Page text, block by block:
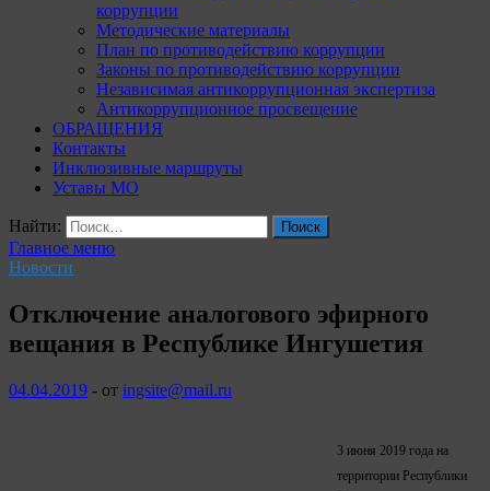
коррупции
Методические материалы
План по противодействию коррупции
Законы по противодействию коррупции
Независимая антикоррупционная экспертиза
Антикоррупционное просвещение
ОБРАЩЕНИЯ
Контакты
Инклюзивные маршруты
Уставы МО
Найти:
Главное меню
Новости
Отключение аналогового эфирного
вещания в Республике Ингушетия
04.04.2019 - от ingsite@mail.ru
3 июня 2019 года на
территории Республики